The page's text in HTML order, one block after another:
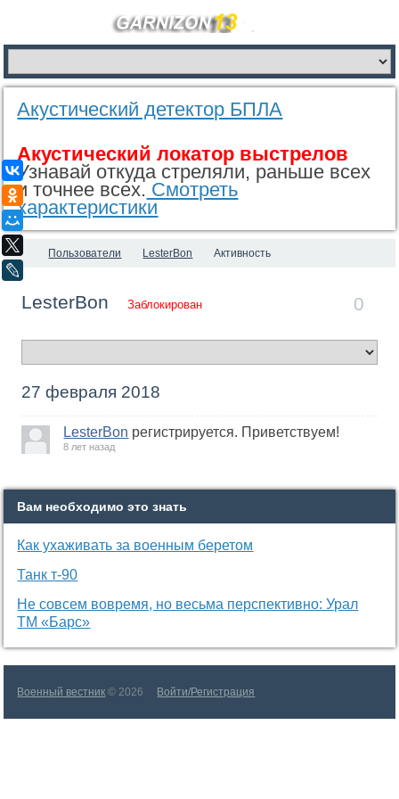
ВКонтакте
Одноклассники
Мой Мир
Акустический детектор БПЛА
Акустический локатор выстрелов
Узнавай откуда стреляли, раньше всех
и точнее всех. Смотреть
характеристики
Пользователи LesterBon Активность
0
LesterBon Заблокирован
27 февраля 2018
LesterBon регистрируется. Приветствуем!
8 лет назад
Вам необходимо это знать
Как ухаживать за военным беретом
Танк т-90
Не совсем вовремя, но весьма перспективно: Урал
ТМ «Барс»
Военный вестник © 2026 Войти/Регистрация